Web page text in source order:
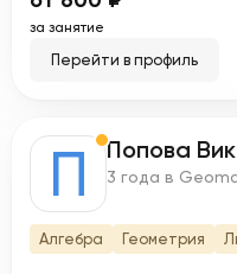
за занятие
Перейти в профиль
П Попова
3 года в
Алгебра Геометрия